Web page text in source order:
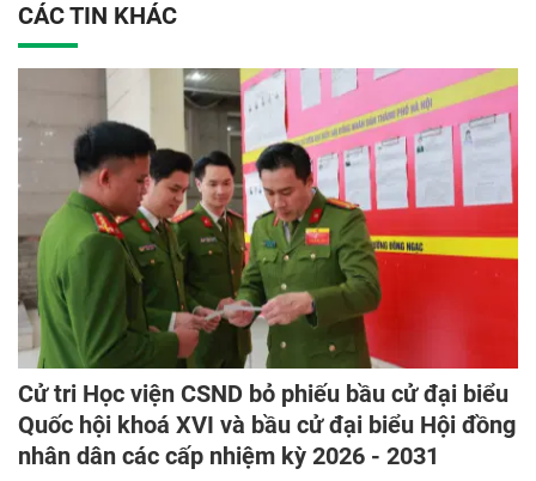
CÁC TIN KHÁC
Cử tri Học viện CSND bỏ phiếu bầu cử đại biểu
Quốc hội khoá XVI và bầu cử đại biểu Hội đồng
nhân dân các cấp nhiệm kỳ 2026 - 2031